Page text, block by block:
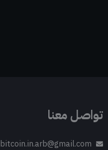
تواصل معنا
bitcoin.in.arb@gmail.com